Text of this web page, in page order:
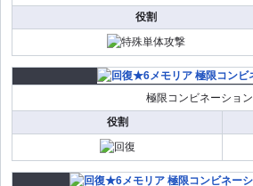
役割
極限コンビネーション
役割